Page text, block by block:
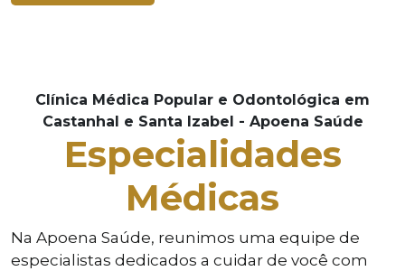
Clínica Médica Popular e Odontológica em
Castanhal e Santa Izabel - Apoena Saúde
Especialidades
Médicas
Na Apoena Saúde, reunimos uma equipe de
especialistas dedicados a cuidar de você com